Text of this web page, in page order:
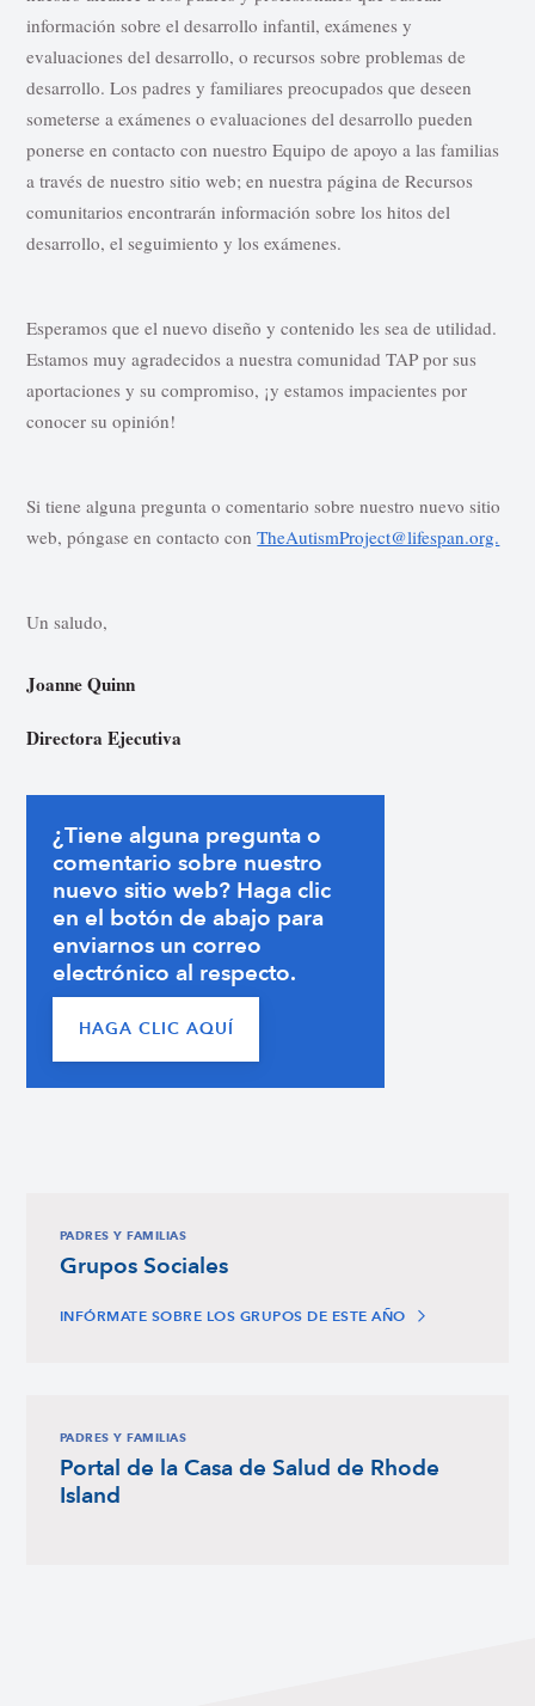
información sobre el desarrollo infantil, exámenes y
evaluaciones del desarrollo, o recursos sobre problemas de
desarrollo. Los padres y familiares preocupados que deseen
someterse a exámenes o evaluaciones del desarrollo pueden
ponerse en contacto con nuestro Equipo de apoyo a las familias
a través de nuestro sitio web; en nuestra página de Recursos
comunitarios encontrarán información sobre los hitos del
desarrollo, el seguimiento y los exámenes.
Esperamos que el nuevo diseño y contenido les sea de utilidad.
Estamos muy agradecidos a nuestra comunidad TAP por sus
aportaciones y su compromiso, ¡y estamos impacientes por
conocer su opinión!
Si tiene alguna pregunta o comentario sobre nuestro nuevo sitio
web, póngase en contacto conTheAutismProject@lifespan.org.
Un saludo,
Joanne Quinn
Directora Ejecutiva
¿Tiene alguna pregunta o
comentario sobre nuestro
nuevo sitio web? Haga clic
en el botón de abajo para
enviarnos un correo
electrónico al respecto.
HAGA CLIC AQUÍ
PADRES Y FAMILIAS
Grupos Sociales
INFÓRMATE SOBRE LOS GRUPOS DE ESTE AÑO
PADRES Y FAMILIAS
Portal de la Casa de Salud de Rhode
Island